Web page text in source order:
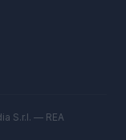
S.r.l. — REA